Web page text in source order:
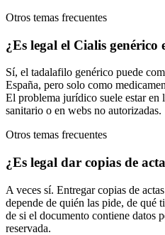
Otros temas frecuentes
¿Es legal el Cialis genérico
Sí, el tadalafilo genérico puede
España, pero solo como
El problema jurídico suele estar en
sanitario o en webs no autorizadas.
Otros temas frecuentes
¿Es legal dar copias de
A veces sí. Entregar copias de
depende de quién las pide, de qué
de si el documento contiene datos
reservada.